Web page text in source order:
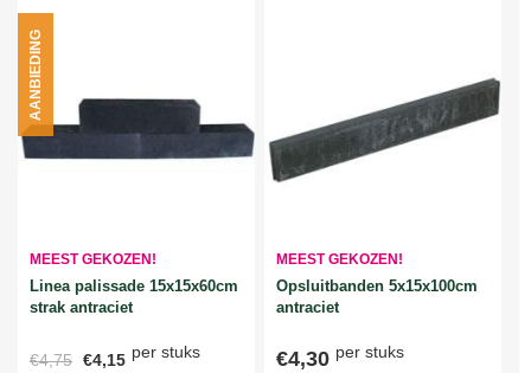
MEEST GEKOZEN!
Linea palissade 15x15x60cm
strak antraciet
€4,75 €4,15 per stuks
AANBIEDING
MEEST GEKOZEN!
Opsluitbanden 5x15x100cm
antraciet
€4,30 per stuks